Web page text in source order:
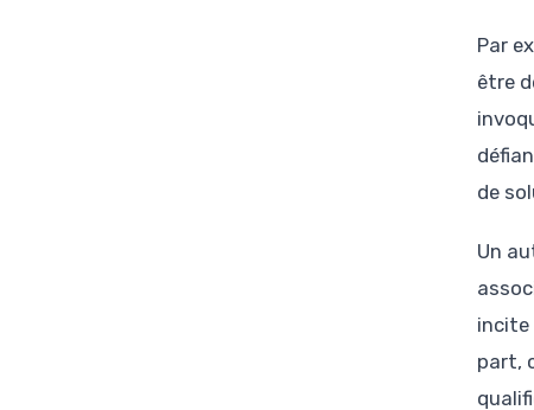
Par
être
de
Un
incite
part,